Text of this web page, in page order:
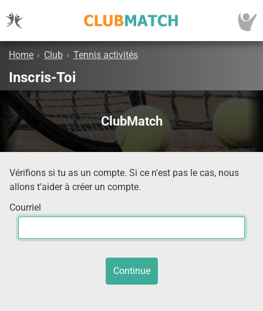
Home › Club › Tennis activités
Inscris-Toi
ClubMatch
Vérifions si tu as un compte. Si ce n'est pas le cas, nous
allons t'aider à créer un compte.
Courriel
Continue